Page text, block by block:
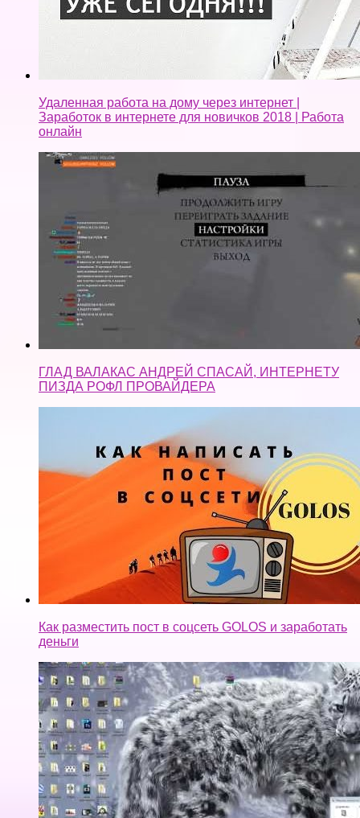
Удаленная работа на дому через интернет |
Заработок в интернете для новичков 2018 | Работа
онлайн
ГЛАД ВАЛАКАС АНДРЕЙ СПАСАЙ, ИНТЕРНЕТУ
ПИЗДА РОФЛ ПРОВАЙДЕРА
Как разместить пост в соцсеть GOLOS и заработать
деньги